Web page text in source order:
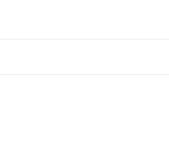
tarafımıza iletebilirsiniz.